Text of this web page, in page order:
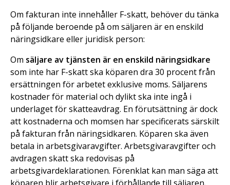
Om fakturan inte innehåller F-skatt, behöver du tänka
på följande beroende på om säljaren är en enskild
näringsidkare eller juridisk person:
Om säljare av tjänsten är en enskild näringsidkare
som inte har F-skatt ska köparen dra 30 procent från
ersättningen för arbetet exklusive moms. Säljarens
kostnader för material och dylikt ska inte ingå i
underlaget för skatteavdrag. En förutsättning är dock
att kostnaderna och momsen har specificerats särskilt
på fakturan från näringsidkaren. Köparen ska även
betala in arbetsgivaravgifter. Arbetsgivaravgifter och
avdragen skatt ska redovisas på
arbetsgivardeklarationen. Förenklat kan man säga att